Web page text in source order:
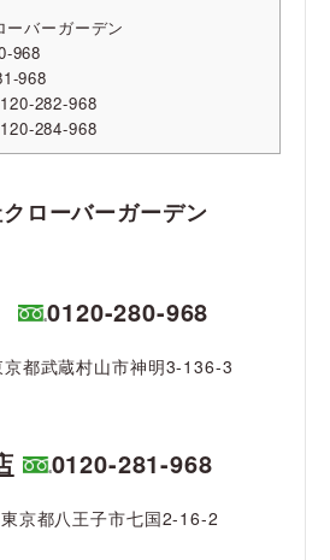
ーバーガーデン
968
968
282-968
284-968
ローバーガーデン
0120-280-968
都武蔵村山市神明3-136-3
0120-281-968
京都八王子市七国2-16-2